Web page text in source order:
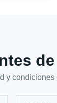
y condiciones